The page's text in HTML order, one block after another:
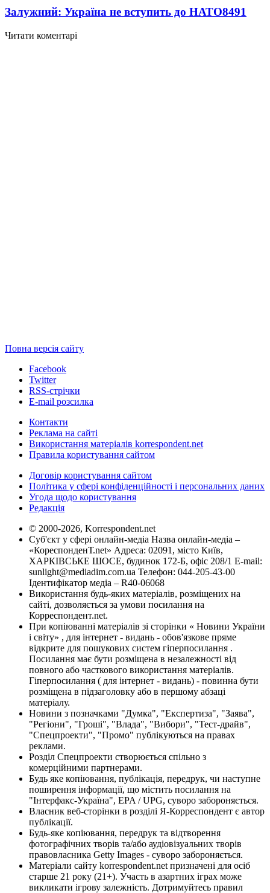
Залужний: Україна не вступить до НАТО8491
Читати коментарі
Повна версія сайту
Facebook
Twitter
RSS-стрічки
E-mail розсилка
Контакти
Реклама на сайті
Використання матеріалів korrespondent.net
Правила користування сайтом
Договір користування сайтом
Політика у сфері конфіденційності і персональних даних
Угода щодо користування
Редакція
© 2000-2026, Korrespondent.net
Суб'єкт у сфері онлайн-медіа Назва онлайн-медіа –
«КореспонденТ.net» Адреса: 02091, місто Київ,
ХАРКІВСЬКЕ ШОСЕ, будинок 172-Б, офіс 208/1 E-mail:
sunlight@mediadim.com.ua Телефон: 044-205-43-00
Ідентифікатор медіа – R40-06068
Використання будь-яких матеріалів, розміщених на
сайті, дозволяється за умови посилання на
Корреспондент.net.
При копіюванні матеріалів зі сторінки « Новини України
і світу» , для інтернет - видань - обов'язкове пряме
відкрите для пошукових систем гіперпосилання .
Посилання має бути розміщена в незалежності від
повного або часткового використання матеріалів.
Гіперпосилання ( для інтернет - видань) - повинна бути
розміщена в підзаголовку або в першому абзаці
матеріалу.
Новини з позначками "Думка", "Експертиза", "Заява",
"Регіони", "Гроші", "Влада", "Вибори", "Тест-драйв",
"Спецпроекти", "Промо" публікуються на правах
реклами.
Розділ Спецпроекти створюється спільно з
комерційними партнерами.
Будь яке копіювання, публікація, передрук, чи наступне
поширення інформації, що містить посилання на
"Інтерфакс-Україна", EPA / UPG, суворо забороняється.
Власник веб-сторінки в розділі Я-Корреспондент є автор
публікації.
Будь-яке копіювання, передрук та відтворення
фотографічних творів та/або аудіовізуальних творів
правовласника Getty Images - суворо забороняється.
Матеріали сайту korrespondent.net призначені для осіб
старше 21 року (21+). Участь в азартних іграх може
викликати ігрову залежність. Дотримуйтесь правил